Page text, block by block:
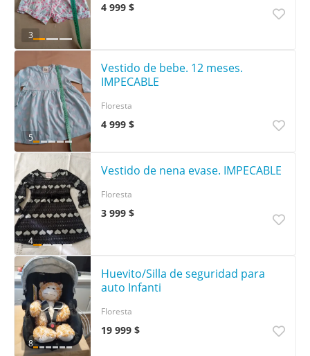
3
4 999 $
5
Vestido de bebe. 12 meses.
IMPECABLE
4 999 $
Floresta
4
Vestido de nena evase. IMPECABLE
3 999 $
Floresta
8
Huevito/Silla de seguridad para
auto Infanti
19 999 $
Floresta